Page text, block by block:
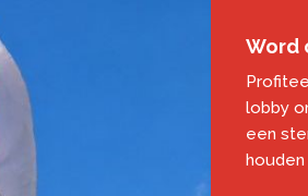
Word
lobby
een